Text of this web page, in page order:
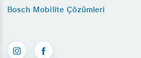
Bosch Mobilite Çözümleri